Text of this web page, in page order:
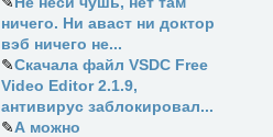
ничего. Ни аваст ни доктор
вэб ничего не...
✎Скачала файл VSDC Free
Video Editor 2.1.9,
антивирус заблокировал...
✎А можно